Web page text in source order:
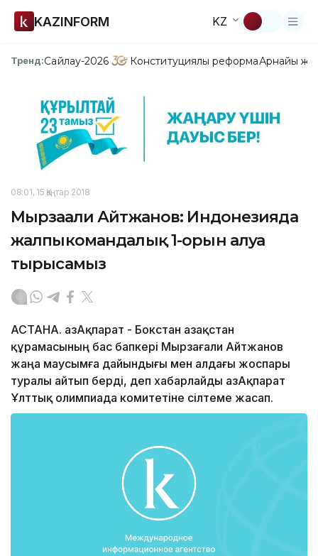
KAZINFORM KZ
Тренд:Сайлау-2026 Конституциялық реформаАрнайы
08:01, 15 Қаңтар 2018
Мырзағали Айтжанов: Индонезияда
жалпыкомандалық 1-орын алуға
тырысамыз
АСТАНА. ҚазАқпарат - Бокстан Қазақстан
құрамасының бас бапкері Мырзағали Айтжанов
жаңа маусымға дайындығы мен алдағы жоспары
туралы айтып берді, деп хабарлайды ҚазАқпарат
Ұлттық олимпиада комитетіне сілтеме жасап.